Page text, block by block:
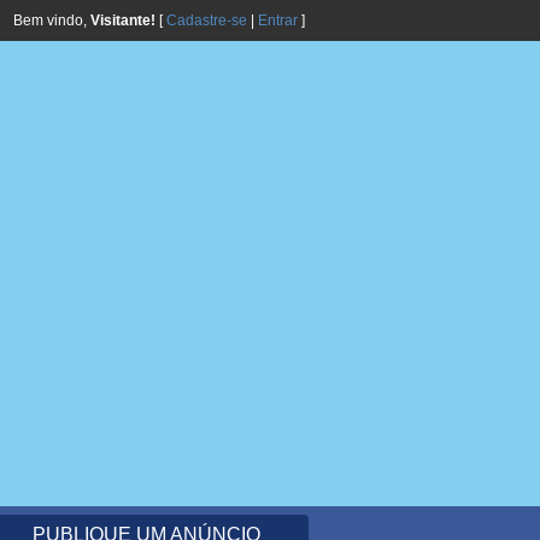
Bem vindo, Visitante! [Cadastre-se Entrar ]
PUBLIQUE UM ANÚNCIO